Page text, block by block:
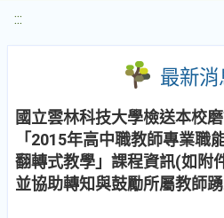
:::
最新消
國立雲林科技大學檢送本校
「2015年高中職教師專業職
翻轉式教學」課程資訊(如附
並協助轉知與鼓勵所屬教師